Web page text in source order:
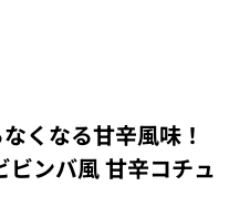
くなる甘辛風味！
ビンバ風 甘辛コチュ